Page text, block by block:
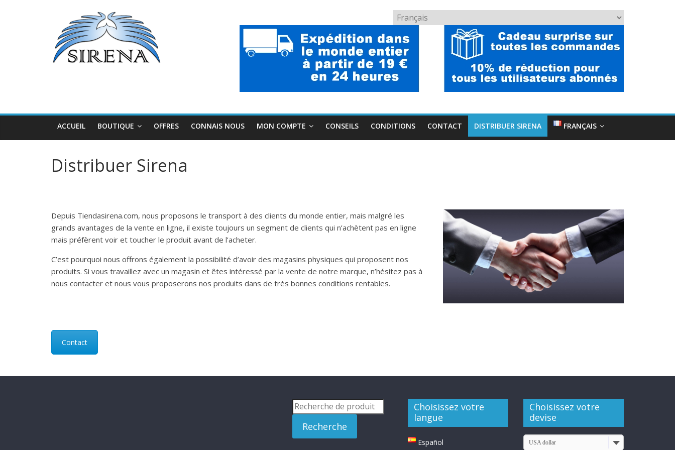
fabriquons
les
meilleurs
leurres
calamars
au
Choisir
une
langue
ACCUEIL BOUTIQUE OFFRES CONNAIS NOUS MON COMPTE CONSEILS CONDITIONS CONTACT DISTRIBUER SIRENA FRANÇAIS
Distribuer Sirena
Depuis Tiendasirena.com, nous proposons le transport à des clients du monde entier, mais malgré les
grands avantages de la vente en ligne, il existe toujours un segment de clients qui n’achètent pas en ligne
mais préfèrent voir et toucher le produit avant de l’acheter.
C’est pourquoi nous offrons également la possibilité d’avoir des magasins physiques qui proposent nos
produits. Si vous travaillez avec un magasin et êtes intéressé par la vente de notre marque, n’hésitez pas à
nous contacter et nous vous proposerons nos produits dans de très bonnes conditions rentables.
Contact
Recherche
pour :
Recherche
Choisissez votre
langue
Español
Choisissez votre
devise
USA dollar